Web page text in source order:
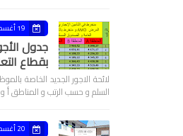
19 أغسطس 2020
جدول
بقطاع
لائحة الاجور الجديد الخاصة
السلم و حسب الرتب و المناطق
20 أغسطس 2020